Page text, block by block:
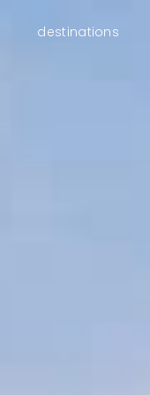
destinations